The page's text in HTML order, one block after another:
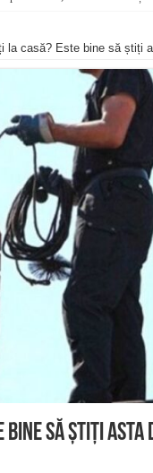
au lovit Valea Almăjului și
ale furnizării apei
ANUNŢ OPRIRE APĂ în
– Închidere temporară Podul
Ring din Oravița – locul unde
mentă și flori de vară și
APĂ în Reșița – avarie –
APĂ în CARANSEBEȘ –
la casă? Este bine să știți
bine să știți